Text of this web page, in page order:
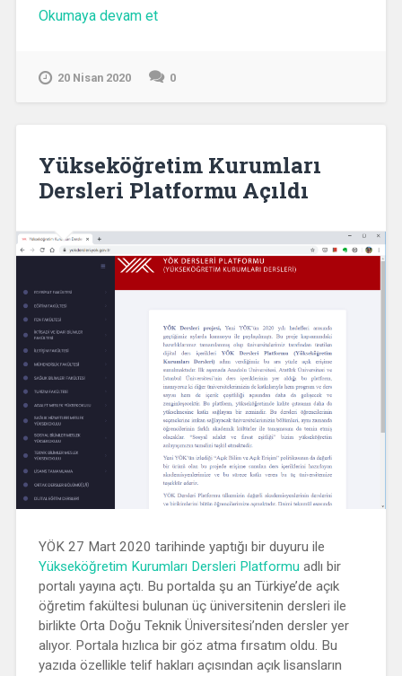
Okumaya devam et“Webinar:
Açık
2025”
20 Nisan 2020 0
Yükseköğretim Kurumları
Dersleri Platformu Açıldı
YÖK 27 Mart 2020 tarihinde yaptığı bir duyuru ile
Yükseköğretim Kurumları Dersleri Platformu adlı bir
portalı yayına açtı. Bu portalda şu an Türkiye’de açık
öğretim fakültesi bulunan üç üniversitenin dersleri ile
birlikte Orta Doğu Teknik Üniversitesi’nden dersler yer
alıyor. Portala hızlıca bir göz atma fırsatım oldu. Bu
yazıda özellikle telif hakları açısından açık lisansların